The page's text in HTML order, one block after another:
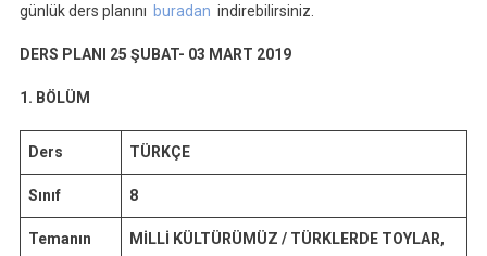
Metni
Ders
günlük ders planını buradan indirebilirsiniz.
DERS PLANI 25 ŞUBAT- 03 MART 2019
1. BÖLÜM
Ders TÜRKÇE
Sınıf 8
Temanın
MİLLİ KÜLTÜRÜMÜZ / TÜRKLERDE TOYLAR,